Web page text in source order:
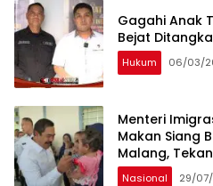
Gagahi Anak
Bejat
Hukum 06/03/
Menteri
Makan Siang
Malang,
Nasional 29/07/